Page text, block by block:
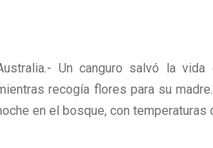
Un canguro salvó la
recogía flores para su
en el bosque, con temperaturas